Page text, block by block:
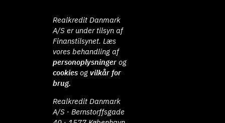
Realkredit Danmark
A/S er under tilsyn af
Finanstilsynet. Læs
vores behandling af
personoplysninger og
cookies ogvilkår for
brug.
Realkredit Danmark
A/S · Bernstorffsgade